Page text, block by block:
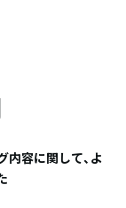
内容に関して、よ